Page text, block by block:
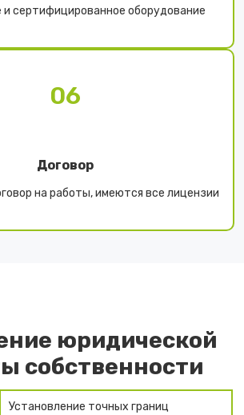
и сертифицированное оборудование
06
Договор
на работы, имеются все лицензии
юридической
собственности
Установление точных границ